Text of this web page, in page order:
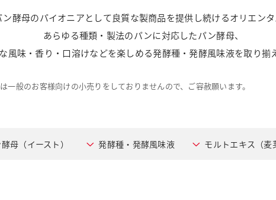
ン酵母のパイオニアとして良質な製商品を提供し続けるオリエン
あらゆる種類・製法のパンに対応したパン酵母、
風味・香り・口溶けなどを楽しめる発酵種・発酵風味液を取り揃
一般のお客様向けの小売りをしておりませんので、ご容赦願います。
母（イースト） 発酵種・発酵風味液 モルトエキス（麦